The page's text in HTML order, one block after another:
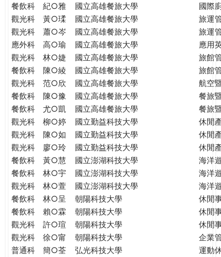
民。
WAGOR
TODAY
THE
WORLD
TOMORROW
PUTTING
YOU
ON
THE
PATH
GLOBAL
CITIZENSHIP
餐飲科
紀○雅 國立高雄餐旅大學
國際
觀光科
黃○瑈 國立高雄餐旅大學
旅運
觀光科
蕭○岑 國立高雄餐旅大學
旅運
應外科
高○瑜 國立高雄餐旅大學
應用
觀光科
林○婕 國立高雄餐旅大學
旅館
餐飲科
陳○綾 國立高雄餐旅大學
旅館
觀光科
范○欣 國立高雄餐旅大學
航空
餐飲科
陳○豫 國立高雄餐旅大學
餐旅
餐飲科
尤○凱 國立高雄餐旅大學
餐旅
觀光科
柳○婷 國立勤益科技大學
休閒
觀光科
陳○如 國立勤益科技大學
休閒
觀光科
廖○玲 國立勤益科技大學
休閒
餐飲科
黃○慧 國立澎湖科技大學
海洋
餐飲科
林○宇 國立澎湖科技大學
海洋
觀光科
林○萱 國立澎湖科技大學
海洋
餐飲科
林○呈 朝陽科技大學
休閒
餐飲科
賴○霖 朝陽科技大學
休閒
觀光科
許○瑄 朝陽科技大學
休閒
觀光科
徐○甯 朝陽科技大學
企業
普通科
簡○荃 弘光科技大學
運動